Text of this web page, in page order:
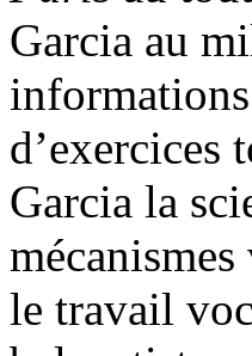
Garcia au
d’exercices
Garcia la
le travail